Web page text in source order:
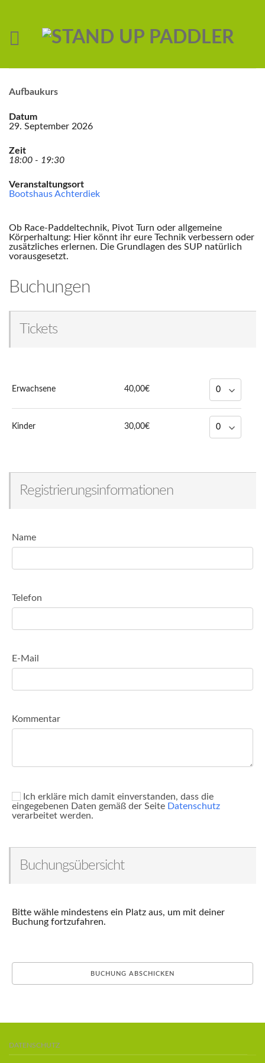
Aufbaukurs
Datum
29. September 2026
Zeit
18:00 - 19:30
Veranstaltungsort
Bootshaus Achterdiek
Ob Race-Paddeltechnik, Pivot Turn oder allgemeine
Körperhaltung: Hier könnt ihr eure Technik verbessern oder
zusätzliches erlernen. Die Grundlagen des SUP natürlich
vorausgesetzt.
Buchungen
Tickets
Erwachsene 40,00€
Kinder 30,00€
Registrierungsinformationen
Name
Telefon
E-Mail
Kommentar
Ich erkläre mich damit einverstanden, dass die
eingegebenen Daten gemäß der Seite Datenschutz
verarbeitet werden.
Buchungsübersicht
Bitte wähle mindestens ein Platz aus, um mit deiner
Buchung fortzufahren.
DATENSCHUTZ